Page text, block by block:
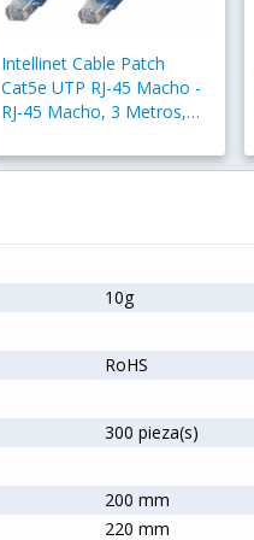
Intellinet Cable Patch
Cat5e UTP RJ-45 Macho -
RJ-45 Macho, 3 Metros,
10g
RoHS
300 pieza(s)
200 mm
220 mm